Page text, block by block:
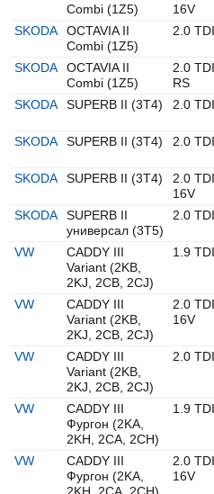
Combi (1Z5)
16V
SKODA
OCTAVIA II
Combi (1Z5)
2.0 TDI
SKODA
OCTAVIA II
Combi (1Z5)
2.0 TDI
RS
SKODA
SUPERB II (3T4) 2.0 TDI
SKODA
SUPERB II (3T4) 2.0 TDI
SKODA
SUPERB II (3T4)
2.0 TDI
16V
SKODA
SUPERB II
универсал (3T5)
2.0 TDI
VW
CADDY III
Variant (2KB,
2KJ, 2CB, 2CJ)
1.9 TDI
VW
CADDY III
Variant (2KB,
2KJ, 2CB, 2CJ)
2.0 TDI
16V
VW
CADDY III
Variant (2KB,
2KJ, 2CB, 2CJ)
2.0 TDI
VW
CADDY III
Фургон (2KA,
2KH, 2CA, 2CH)
1.9 TDI
VW
CADDY III
Фургон (2KA,
2.0 TDI
16V